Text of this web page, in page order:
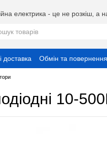
електрика - це не розкіш, а
доставка Обмін та повернення
(Оферта)
Угода користувача
10-